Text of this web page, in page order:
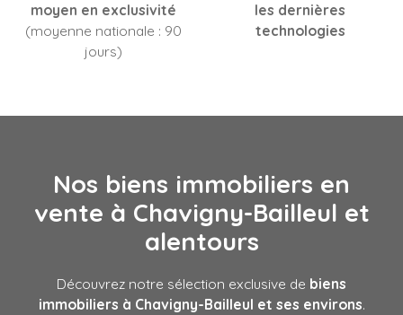
moyen en exclusivité
(moyenne nationale : 90
jours)
les dernières
technologies
Nos biens immobiliers en
vente à Chavigny-Bailleul et
alentours
Découvrez notre sélection exclusive de biens
immobiliers à Chavigny-Bailleul et ses environs.